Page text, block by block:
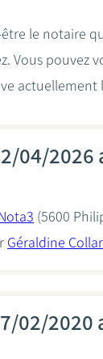
le notaire
Vous pouvez
actuellement
04/2026
(5600
Géraldine
02/2020